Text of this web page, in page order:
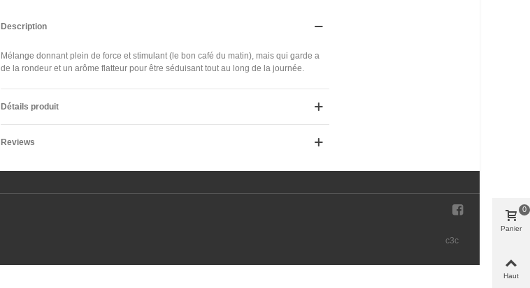
Description
Mélange donnant plein de force et stimulant (le bon café du matin), mais qui garde a
de la rondeur et un arôme flatteur pour être séduisant tout au long de la journée.
Détails produit
Reviews
c3c
Panier
0
Haut